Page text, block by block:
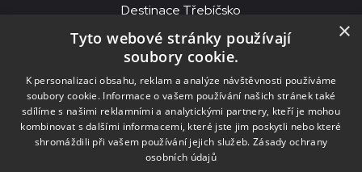
Destinace Třebíčsko
© 2026MKS Beseda Mor. Budějovice
MKS Beseda, příspěvková organizace, Purcnerova 62, 676 02
Moravské Budějovice
IČO: 00091758, DIČ: CZ00091758, ID datové schránky: chjn2kd
×
Tyto webové stránky používají
soubory cookie.
K personalizaci obsahu, reklam a analýze návštěvnosti používáme
soubory cookie. Informace o vašem používání našich stránek také
sdílíme s našimi reklamními a analytickými partnery, kteří je mohou
kombinovat s dalšími informacemi, které jste jim poskytli nebo které
shromáždili při vašem používání jejich služeb. Zásady ochrany
osobních údajů